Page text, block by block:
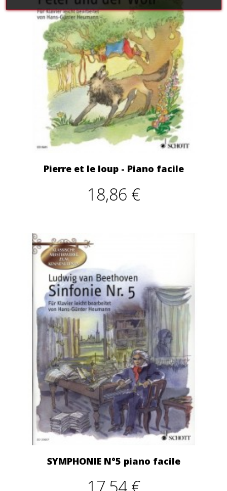
Pierre et le loup - Piano facile
18,86 €
SYMPHONIE N°5 piano facile
17,54 €